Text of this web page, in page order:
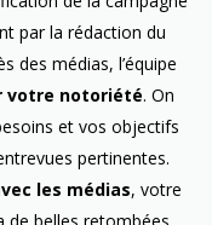
par la rédaction du
des médias, l’équipe
votre notoriété. On
et vos objectifs
pertinentes.
les médias, votre